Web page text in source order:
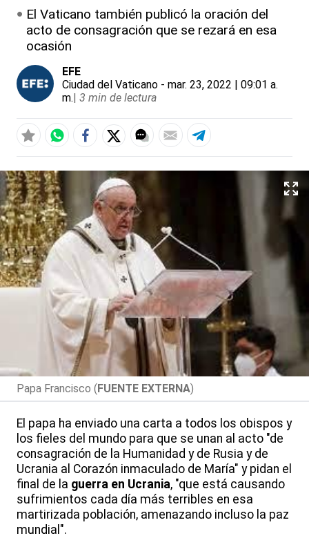
El Vaticano también publicó la oración del
acto de consagración que se rezará en esa
ocasión
EFE
Ciudad del Vaticano - mar. 23, 2022 | 09:01 a.
m.| 3 min de lectura
Papa Francisco ( FUENTE EXTERNA)
El papa ha enviado una carta a todos los obispos y
los fieles del mundo para que se unan al acto "de
consagración de la Humanidad y de Rusia y de
Ucrania al Corazón inmaculado de María" y pidan el
final de la guerra en Ucrania, "que está causando
sufrimientos cada día más terribles en esa
martirizada población, amenazando incluso la paz
mundial".